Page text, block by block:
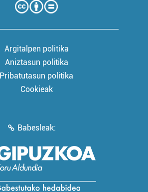
Argitalpen politika
Aniztasun politika
Pribatutasun politika
Cookieak
Babesleak: